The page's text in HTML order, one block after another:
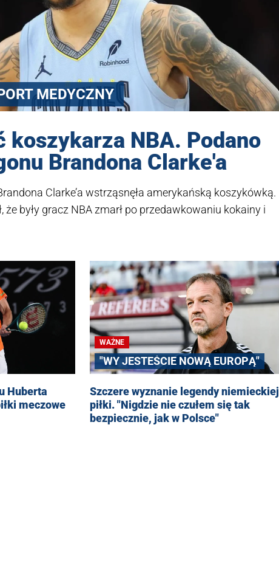
MEDYCZNY
koszykarza NBA. Podano
Brandona Clarke'a
Clarke’a wstrząsnęła amerykańską koszykówką.
że były gracz NBA zmarł po przedawkowaniu kokainy i
Huberta
meczowe
WAŻNE
"WY JESTEŚCIE NOWĄ EUROPĄ"
Szczere wyznanie legendy niemieckiej
piłki. "Nigdzie nie czułem się tak
bezpiecznie, jak w Polsce"